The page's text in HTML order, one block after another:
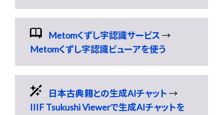
Metomくずし字認識サービス→
Metomくずし字認識ビューアを使う
日本古典籍との生成AIチャット→
IIIF Tsukushi Viewerで生成AIチャットを